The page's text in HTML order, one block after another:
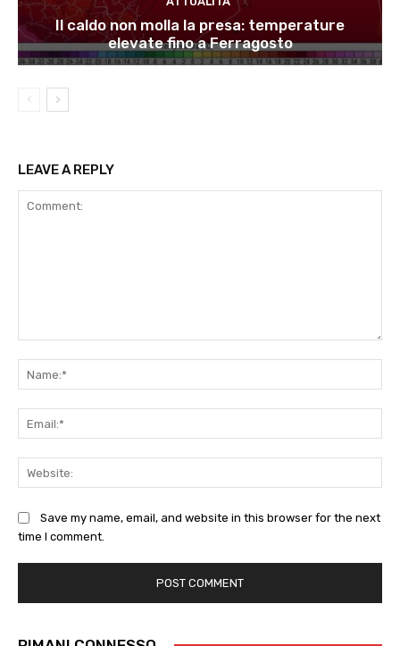
Il caldo non molla la presa: temperature
elevate fino a Ferragosto
LEAVE A REPLY
Save my name, email, and website in this browser for the next
time I comment.